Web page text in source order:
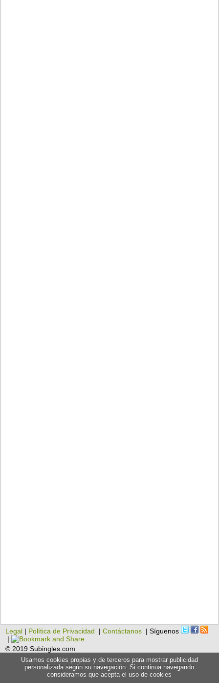
Legal | Política de Privacidad |Contáctanos | Síguenos
|
© 2019 Subingles.com
Usamos cookies propias y de terceros para mostrar publicidad
personalizada según su navegación. Si continua navegando
consideramos que acepta el uso de cookies